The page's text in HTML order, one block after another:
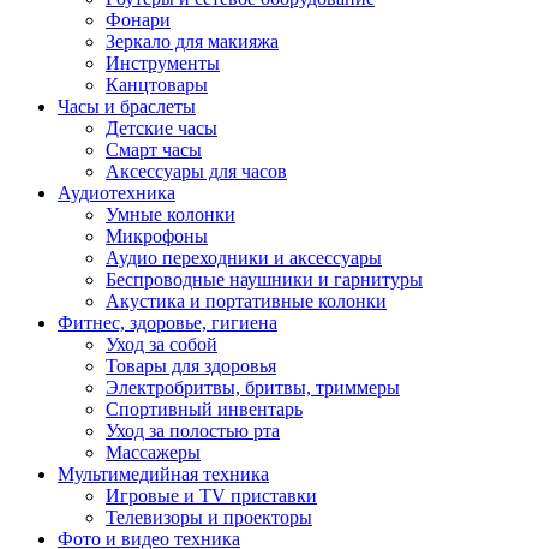
Фонари
Зеркало для макияжа
Инструменты
Канцтовары
Часы и браслеты
Детские часы
Смарт часы
Аксессуары для часов
Аудиотехника
Умные колонки
Микрофоны
Аудио переходники и аксессуары
Беспроводные наушники и гарнитуры
Акустика и портативные колонки
Фитнес, здоровье, гигиена
Уход за собой
Товары для здоровья
Электробритвы, бритвы, триммеры
Спортивный инвентарь
Уход за полостью рта
Массажеры
Мультимедийная техника
Игровые и TV приставки
Телевизоры и проекторы
Фото и видео техника